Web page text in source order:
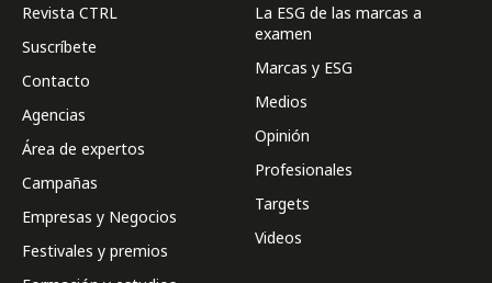
Revista CTRL
Suscríbete
Contacto
Agencias
Área de expertos
Campañas
Empresas y Negocios
Festivales y premios
La ESG de las marcas a
examen
Marcas y ESG
Medios
Opinión
Profesionales
Targets
Videos